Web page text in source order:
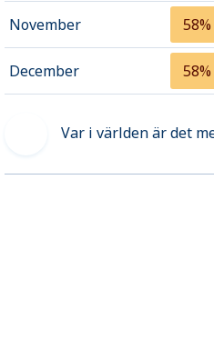
November 58%
December 58%
Var i världen är det